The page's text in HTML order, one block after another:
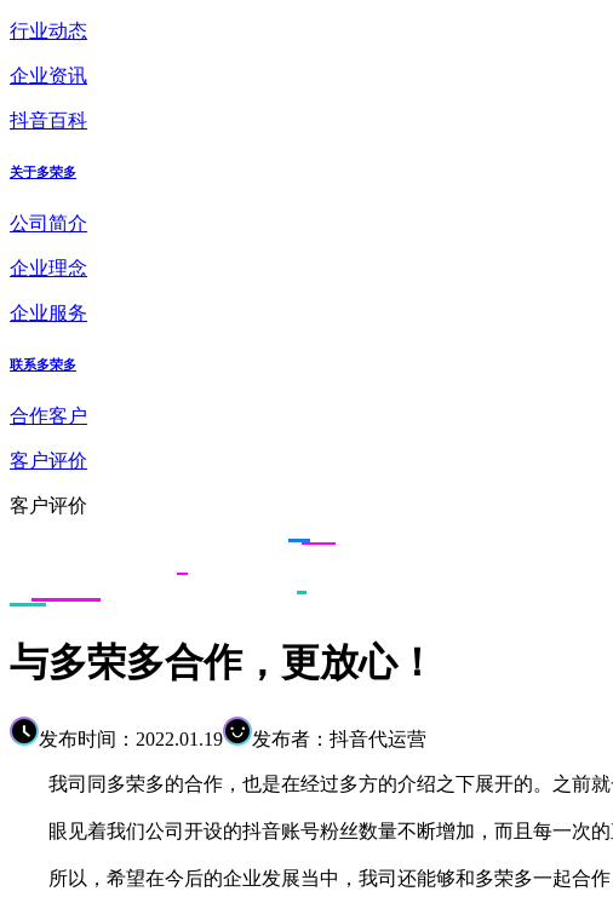
行业动态
企业资讯
抖音百科
关于多荣多
公司简介
企业理念
企业服务
联系多荣多
合作客户
客户评价
客户评价
与多荣多合作，更放心！
发布时间：2022.01.19 发布者：抖音代运营
我司同多荣多的合作，也是在经过多方的介绍之下展开的。之前就
眼见着我们公司开设的抖音账号粉丝数量不断增加，而且每一次的
所以，希望在今后的企业发展当中，我司还能够和多荣多一起合作